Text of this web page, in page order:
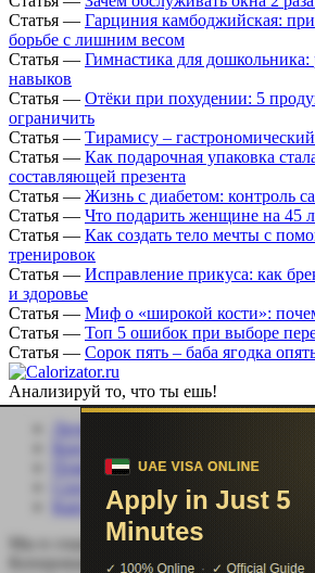
Статья — Гарциния камбоджийская:
борьбе с лишним весом
Статья — Гимнастика для
навыков
Статья — Отёки при похудении: 5
ограничить
Статья — Тирамису –
Статья — Как подарочная упаковка
составляющей презента
Статья — Жизнь с диабетом: контроль
Статья — Что подарить женщине на 45
Статья — Как создать тело мечты с
тренировок
Статья — Исправление прикуса: как
и здоровье
Статья — Миф о «широкой кости»:
Статья — Топ 5 ошибок при выборе
Статья — Сорок пять – баба ягодка
Анализируй то, что ты ешь!
Личный кабинет
Помощь сайту
Соцсети
Карта сайта
Мы в социальных сетях:
Копирование, перепечатка (целиком